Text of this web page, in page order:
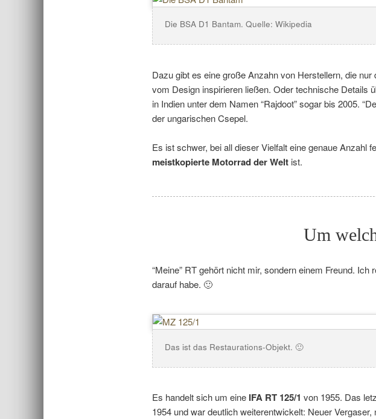
Die BSA D1 Bantam. Quelle: Wikipedia
Dazu gibt es eine große Anzahn von Herstellern, die
vom Design inspirieren ließen. Oder technische Details
in Indien unter dem Namen “Rajdoot” sogar bis 2005.
der ungarischen Csepel.
Es ist schwer, bei all dieser Vielfalt eine genaue Anzahl
meistkopierte Motorrad der Welt ist.
Um
“Meine” RT gehört nicht mir, sondern einem Freund.
darauf habe. 🙂
Das ist das Restaurations-Objekt. 🙂
Es handelt sich um eine IFA RT 125/1 von 1955. Das
1954 und war deutlich weiterentwickelt: Neuer